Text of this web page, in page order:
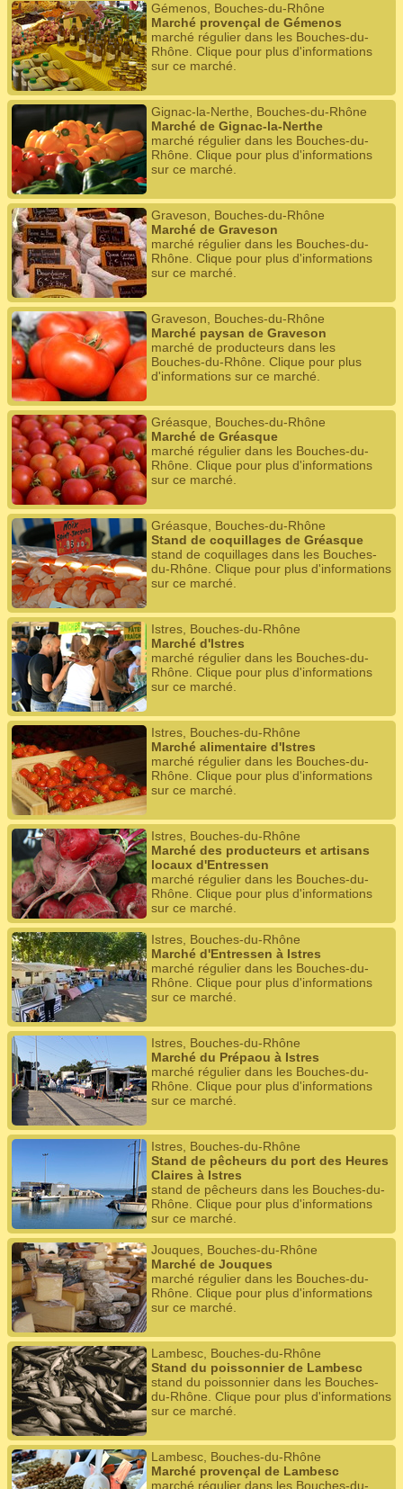
Gémenos, Bouches-du-Rhône
Marché provençal de Gémenos
marché régulier dans les Bouches-du-
Rhône. Clique pour plus d'informations
sur ce marché.
Gignac-la-Nerthe, Bouches-du-Rhône
Marché de Gignac-la-Nerthe
marché régulier dans les Bouches-du-
Rhône. Clique pour plus d'informations
sur ce marché.
Graveson, Bouches-du-Rhône
Marché de Graveson
marché régulier dans les Bouches-du-
Rhône. Clique pour plus d'informations
sur ce marché.
Graveson, Bouches-du-Rhône
Marché paysan de Graveson
marché de producteurs dans les
Bouches-du-Rhône. Clique pour plus
d'informations sur ce marché.
Gréasque, Bouches-du-Rhône
Marché de Gréasque
marché régulier dans les Bouches-du-
Rhône. Clique pour plus d'informations
sur ce marché.
Gréasque, Bouches-du-Rhône
Stand de coquillages de Gréasque
stand de coquillages dans les Bouches-
du-Rhône. Clique pour plus d'informations
sur ce marché.
Istres, Bouches-du-Rhône
Marché d'Istres
marché régulier dans les Bouches-du-
Rhône. Clique pour plus d'informations
sur ce marché.
Istres, Bouches-du-Rhône
Marché alimentaire d'Istres
marché régulier dans les Bouches-du-
Rhône. Clique pour plus d'informations
sur ce marché.
Istres, Bouches-du-Rhône
Marché des producteurs et artisans
locaux d'Entressen
marché régulier dans les Bouches-du-
Rhône. Clique pour plus d'informations
sur ce marché.
Istres, Bouches-du-Rhône
Marché d'Entressen à Istres
marché régulier dans les Bouches-du-
Rhône. Clique pour plus d'informations
sur ce marché.
Istres, Bouches-du-Rhône
Marché du Prépaou à Istres
marché régulier dans les Bouches-du-
Rhône. Clique pour plus d'informations
sur ce marché.
Istres, Bouches-du-Rhône
Stand de pêcheurs du port des Heures
Claires à Istres
stand de pêcheurs dans les Bouches-du-
Rhône. Clique pour plus d'informations
sur ce marché.
Jouques, Bouches-du-Rhône
Marché de Jouques
marché régulier dans les Bouches-du-
Rhône. Clique pour plus d'informations
sur ce marché.
Lambesc, Bouches-du-Rhône
Stand du poissonnier de Lambesc
stand du poissonnier dans les Bouches-
du-Rhône. Clique pour plus d'informations
sur ce marché.
Lambesc, Bouches-du-Rhône
Marché provençal de Lambesc
marché régulier dans les Bouches-du-